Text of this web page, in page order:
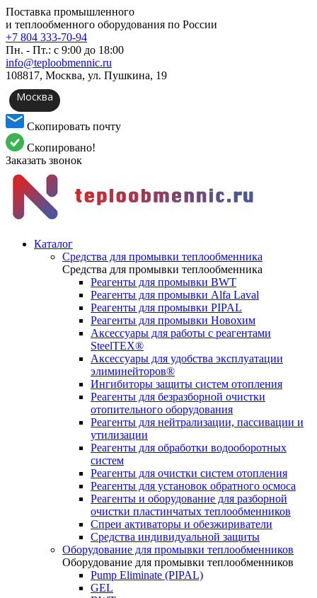
Поставка промышленного
и теплообменного оборудования по России
+7 804 333-70-94
Пн. - Пт.: с 9:00 до 18:00
info@teploobmennic.ru
108817, Москва, ул. Пушкина, 19
Москва
Скопировать почту
Скопировано!
Заказать звонок
Каталог
Средства для промывки теплообменника
Средства для промывки теплообменника
Реагенты для промывки BWT
Реагенты для промывки Alfa Laval
Реагенты для промывки PIPAL
Реагенты для промывки Новохим
Аксессуары для работы с реагентами
SteelTEX®
Аксессуары для удобства эксплуатации
элиминейторов®
Ингибиторы защиты систем отопления
Реагенты для безразборной очистки
отопительного оборудования
Реагенты для нейтрализации, пассивации и
утилизации
Реагенты для обработки водооборотных
систем
Реагенты для очистки систем отопления
Реагенты для установок обратного осмоса
Реагенты и оборудование для разборной
очистки пластинчатых теплообменников
Спреи активаторы и обезжириватели
Средства индивидуальной защиты
Оборудование для промывки теплообменников
Оборудование для промывки теплообменников
Pump Eliminate (PIPAL)
GEL